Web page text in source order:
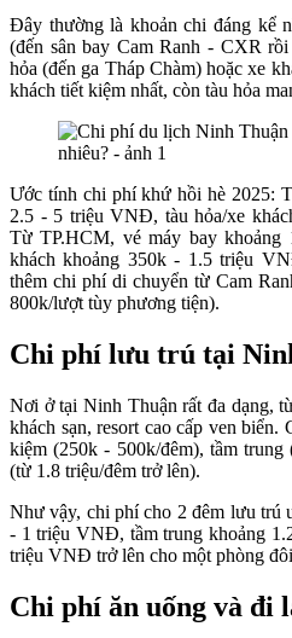
Đây thường là khoản chi đáng kể
(đến sân bay Cam Ranh - CXR
hỏa (đến ga Tháp Chàm) hoặc xe
khách tiết kiệm nhất, còn tàu hỏa
Ước tính chi phí khứ hồi hè 2025:
2.5 - 5 triệu VNĐ, tàu hỏa/xe
Từ TP.HCM, vé máy bay
khách khoảng 350k - 1.5 triệu
thêm chi phí di chuyển từ Cam
800k/lượt tùy phương tiện).
Chi phí lưu trú tại
Nơi ở tại Ninh Thuận rất đa dạng,
khách sạn, resort cao cấp ven
kiệm (250k - 500k/đêm), tầm trung
(từ 1.8 triệu/đêm trở lên).
Như vậy, chi phí cho 2 đêm lưu trú
- 1 triệu VNĐ, tầm trung khoảng
triệu VNĐ trở lên cho một phòng
Chi phí ăn uống và đi